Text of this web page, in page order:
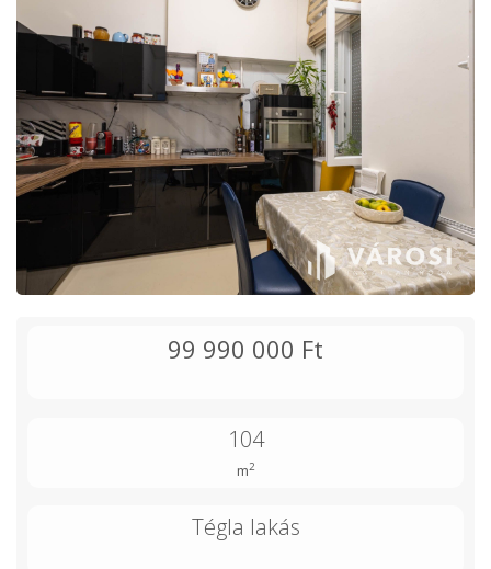
99 990 000 Ft
104
m2
Tégla lakás